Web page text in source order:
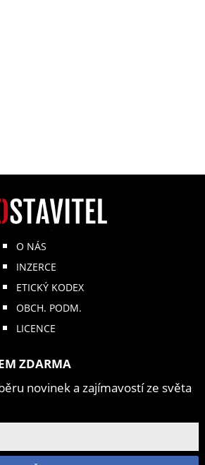
O NÁS
INZERCE
ETICKÝ KODEX
OBCH. PODM.
LICENCE
ZDARMA
novinek a zajímavostí ze světa